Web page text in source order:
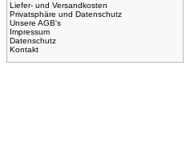
Liefer- und Versandkosten
Privatsphäre und Datenschutz
Unsere AGB's
Impressum
Datenschutz
Kontakt